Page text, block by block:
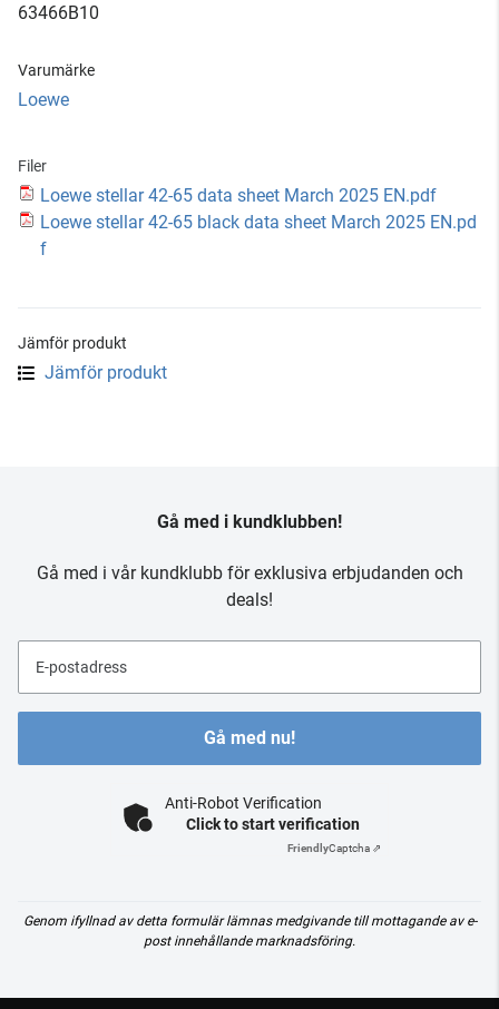
63466B10
Varumärke
Loewe
Filer
Loewe stellar 42-65 data sheet March 2025 EN.pdf
Loewe stellar 42-65 black data sheet March 2025 EN.pd
f
Jämför produkt
Jämför produkt
Gå med i kundklubben!
Gå med i vår kundklubb för exklusiva erbjudanden och
deals!
E-postadress
Gå med nu!
Anti-Robot Verification
Click to start verification
FriendlyCaptcha ⇗
Genom ifyllnad av detta formulär lämnas medgivande till mottagande av e-
post innehållande marknadsföring.